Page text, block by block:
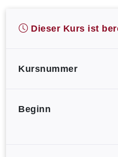
Dieser Kurs ist
Kursnummer
Beginn